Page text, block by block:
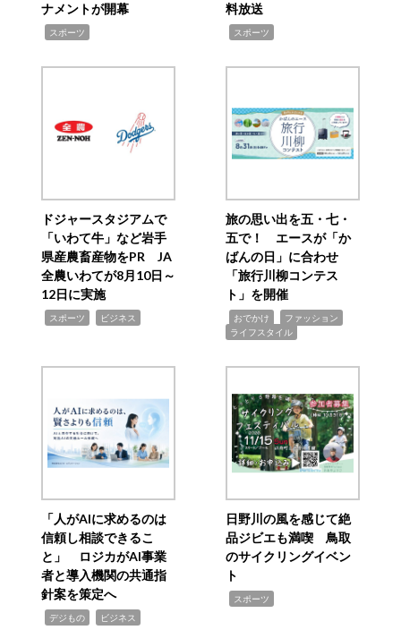
ナメントが開幕
スポーツ
料放送
スポーツ
ドジャースタジアムで
「いわて牛」など岩手
県産農畜産物をPR JA
全農いわてが8月10日～
12日に実施
スポーツ ビジネス
旅の思い出を五・七・
五で！ エースが「か
ばんの日」に合わせ
「旅行川柳コンテス
ト」を開催
おでかけ ファッション
ライフスタイル
「人がAIに求めるのは
信頼し相談できるこ
と」 ロジカがAI事業
者と導入機関の共通指
針案を策定へ
デジもの ビジネス
日野川の風を感じて絶
品ジビエも満喫 鳥取
のサイクリングイベン
ト
スポーツ